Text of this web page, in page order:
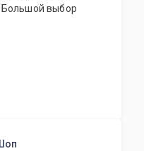
Большой выбор